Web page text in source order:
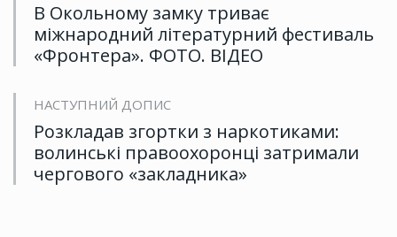
В Окольному замку триває
міжнародний літературний фестиваль
«Фронтера». ФОТО. ВІДЕО
НАСТУПНИЙ ДОПИС
Розкладав згортки з наркотиками:
волинські правоохоронці затримали
чергового «закладника»